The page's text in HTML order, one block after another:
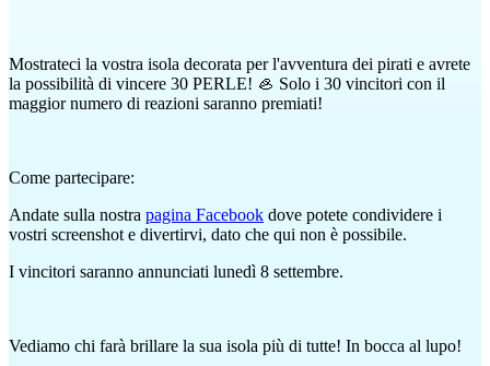
Mostrateci la vostra isola decorata per l'avventura dei pirati e avrete
la possibilità di vincere 30 PERLE! 🦪 Solo i 30 vincitori con il
maggior numero di reazioni saranno premiati!
Come partecipare:
Andate sulla nostra pagina Facebook dove potete condividere i
vostri screenshot e divertirvi, dato che qui non è possibile.
I vincitori saranno annunciati lunedì 8 settembre.
Vediamo chi farà brillare la sua isola più di tutte! In bocca al lupo!